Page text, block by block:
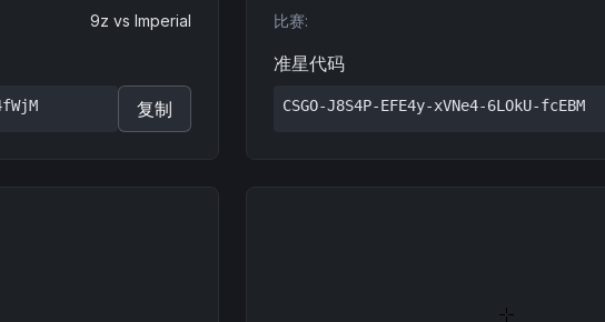
9z vs Imperial
复制
比赛:
准星代码
CSGO-J8S4P-EFE4y-xVNe4-6LOkU-fcEBM